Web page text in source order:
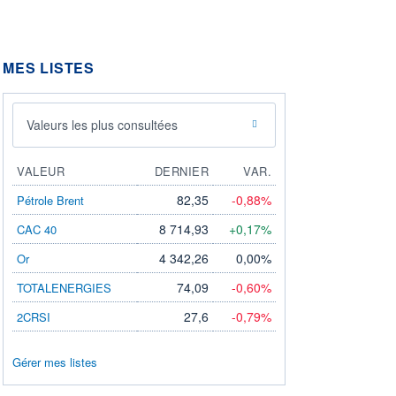
MES LISTES
Valeurs les plus consultées
VALEUR DERNIER
VAR.
Pétrole Brent
82,35 -0,88%
CAC 40 8 714,93 +0,17%
Or 4 342,26 0,00%
TOTALENERGIES 74,09 -0,60%
2CRSI 27,6 -0,79%
Gérer mes listes